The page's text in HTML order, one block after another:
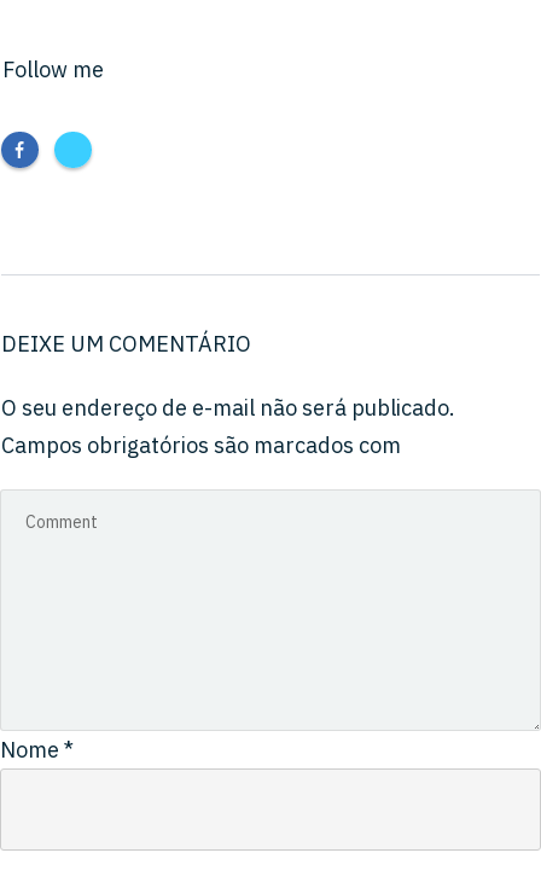
Follow me
DEIXE UM COMENTÁRIO
O seu endereço de e-mail não será publicado.
Campos obrigatórios são marcados com
Nome *